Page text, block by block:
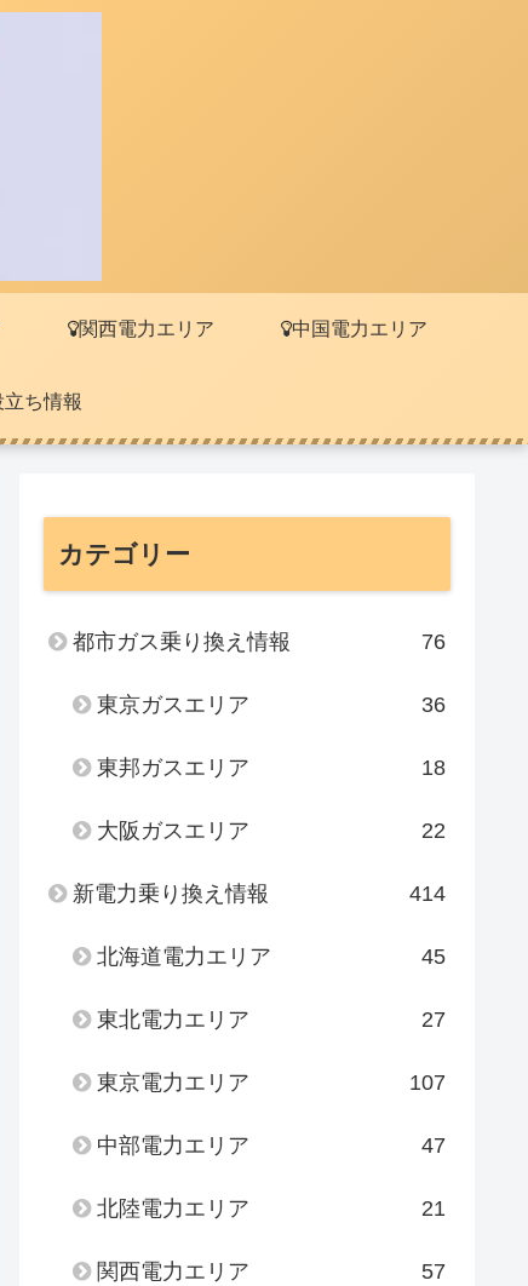
関西電力エリア 中国電力エリア
立ち情報
カテゴリー
都市ガス乗り換え情報 76
東京ガスエリア 36
東邦ガスエリア 18
大阪ガスエリア 22
新電力乗り換え情報 414
北海道電力エリア 45
東北電力エリア 27
東京電力エリア 107
中部電力エリア 47
北陸電力エリア 21
関西電力エリア 57